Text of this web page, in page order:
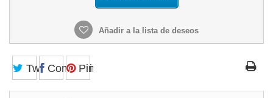
Añadir a la lista de deseos
TweetCompartirPinterest